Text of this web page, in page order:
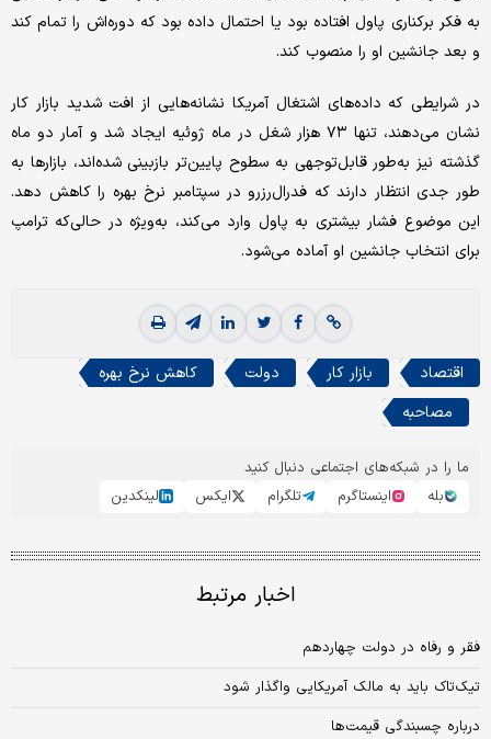
به فکر برکناری پاول افتاده بود یا احتمال داده بود که دوره‌اش را تمام کند
و بعد جانشین او را منصوب کند.
در شرایطی که داده‌های اشتغال آمریکا نشانه‌هایی از افت شدید بازار کار
نشان می‌دهند، تنها ۷۳ هزار شغل در ماه ژوئیه ایجاد شد و آمار دو ماه
گذشته نیز به‌طور قابل‌توجهی به سطوح پایین‌تر بازبینی شده‌اند، بازارها به
طور جدی انتظار دارند که فدرال‌رزرو در سپتامبر نرخ بهره را کاهش دهد.
این موضوع فشار بیشتری به پاول وارد می‌کند، به‌ویژه در حالی‌که ترامپ
برای انتخاب جانشین او آماده می‌شود.
اقتصاد بازار کار دولت
کاهش نرخ بهره
مصاحبه
ما را در شبکه‌های اجتماعی دنبال کنید
بله
اینستاگرم تلگرام ایکس لینکدین
اخبار مرتبط
فقر و رفاه در دولت چهاردهم
تیک‌تاک باید به مالک آمریکایی واگذار شود
درباره چسبندگی قیمت‌ها